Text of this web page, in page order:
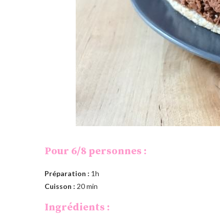
Pour 6/8 personnes :
Préparation : 1h
Cuisson : 20 min
Ingrédients :